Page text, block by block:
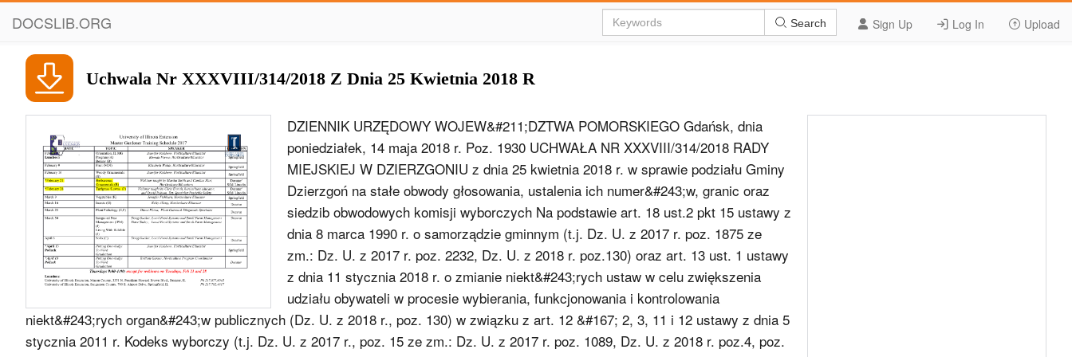
DOCSLIB.ORG Sign Up Log In Upload
Search
Uchwala Nr XXXVIII/314/2018 Z Dnia 25 Kwietnia 2018 R
DZIENNIK URZĘDOWY WOJEW&#211;DZTWA POMORSKIEGO Gdańsk, dnia
poniedziałek, 14 maja 2018 r. Poz. 1930 UCHWAŁA NR XXXVIII/314/2018 RADY
MIEJSKIEJ W DZIERZGONIU z dnia 25 kwietnia 2018 r. w sprawie podziału Gminy
Dzierzgoń na stałe obwody głosowania, ustalenia ich numer&#243;w, granic oraz
siedzib obwodowych komisji wyborczych Na podstawie art. 18 ust.2 pkt 15 ustawy z
dnia 8 marca 1990 r. o samorządzie gminnym (t.j. Dz. U. z 2017 r. poz. 1875 ze
zm.: Dz. U. z 2017 r. poz. 2232, Dz. U. z 2018 r. poz.130) oraz art. 13 ust. 1 ustawy
z dnia 11 stycznia 2018 r. o zmianie niekt&#243;rych ustaw w celu zwiększenia
udziału obywateli w procesie wybierania, funkcjonowania i kontrolowania
niekt&#243;rych organ&#243;w publicznych (Dz. U. z 2018 r., poz. 130) w związku z art. 12 &#167; 2, 3, 11 i 12 ustawy z dnia 5
stycznia 2011 r. Kodeks wyborczy (t.j. Dz. U. z 2017 r., poz. 15 ze zm.: Dz. U. z 2017 r. poz. 1089, Dz. U. z 2018 r. poz.4, poz.